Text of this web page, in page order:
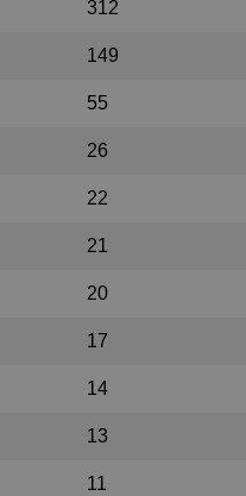
312
149
55
26
22
21
20
17
14
13
11